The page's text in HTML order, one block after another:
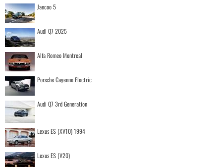
Jaecoo 5
Audi Q7 2025
Alfa Romeo Montreal
Porsche Cayenne Electric
Audi Q7 3rd Generation
Lexus ES (XV10) 1994
Lexus ES (V20)